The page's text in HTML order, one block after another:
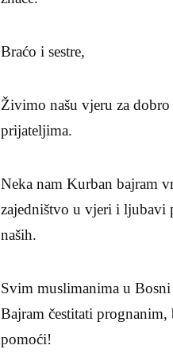
Braćo i sestre,
Živimo našu vjeru za
prijateljima.
Neka nam Kurban bajram
zajedništvo u vjeri i ljubavi
naših.
Svim muslimanima u
Bajram čestitati
pomoći!